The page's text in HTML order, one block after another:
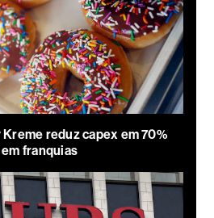
reduz capex em 70%
franquias